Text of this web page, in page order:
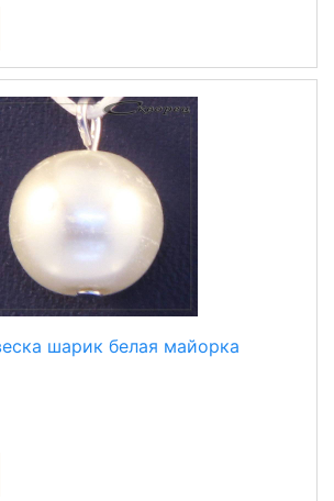
шарик белая майорка